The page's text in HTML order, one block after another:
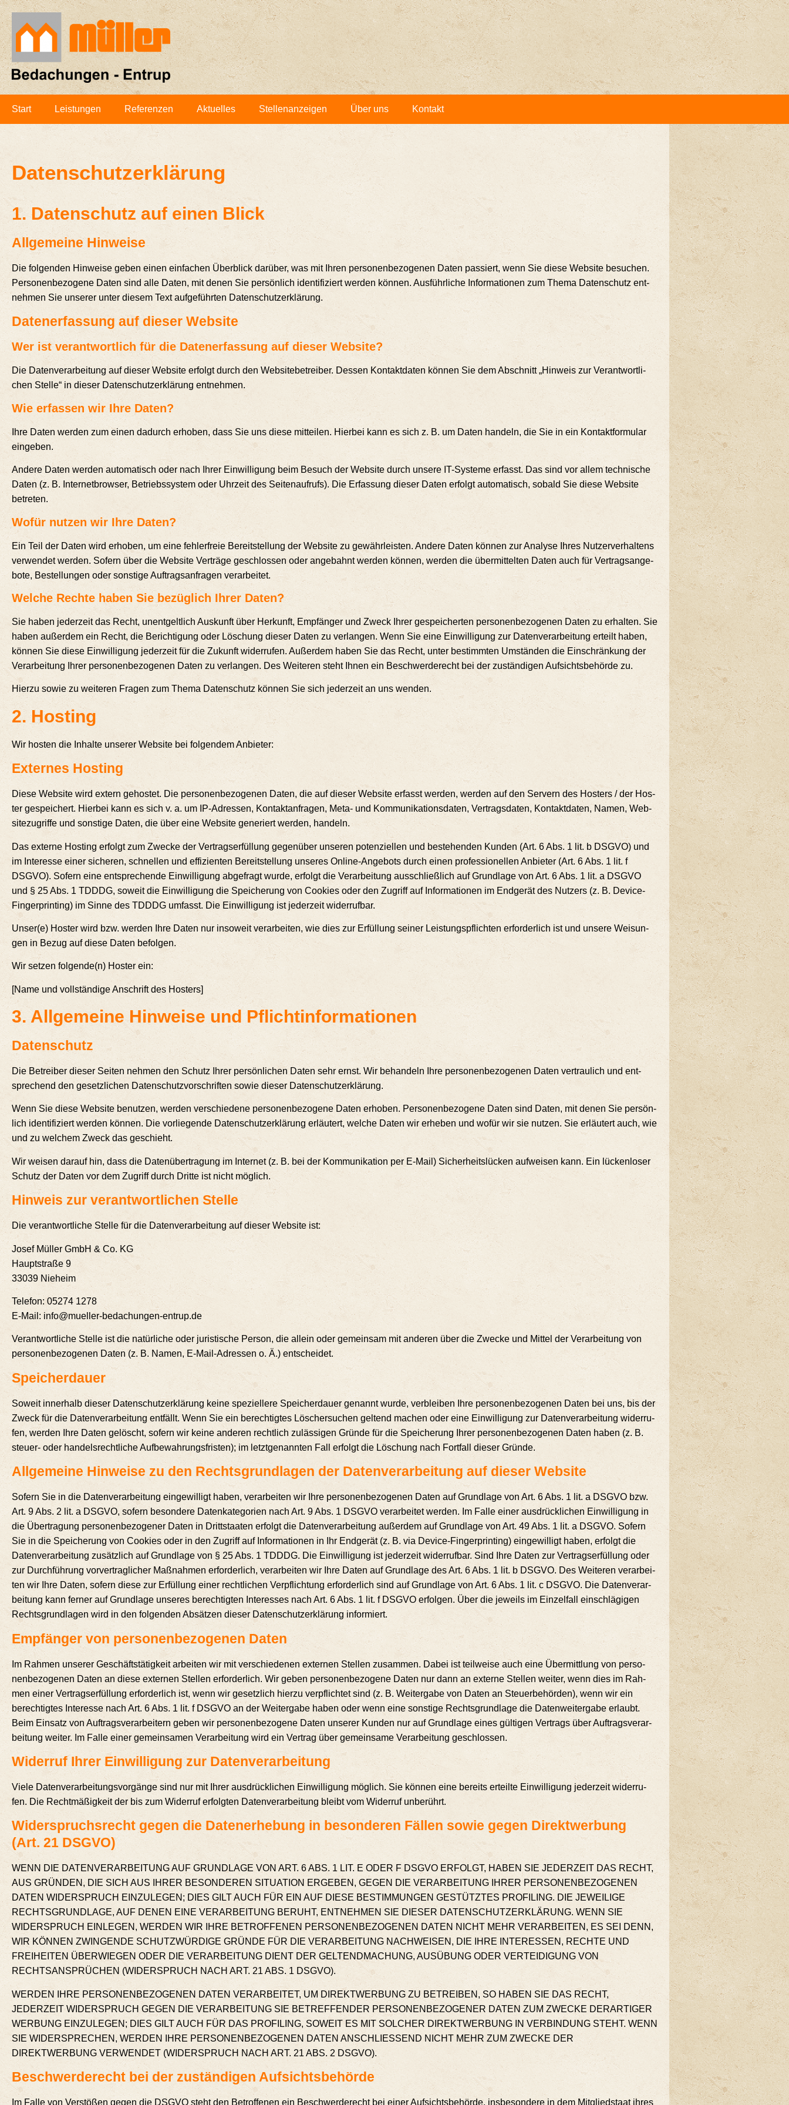
Start Leis­tun­gen Refe­ren­zen Aktu­el­les Stel­len­an­zei­gen Über uns Kon­takt
Daten­schutz­er­klä­rung
1. Daten­schutz auf einen Blick
All­ge­mei­ne Hinweise
Die fol­gen­den Hin­wei­se geben einen ein­fa­chen Über­blick dar­über, was mit Ihren per­so­nen­be­zo­ge­nen Daten pas­siert, wenn Sie die­se Web­site besu­chen.
Per­so­nen­be­zo­ge­ne Daten sind alle Daten, mit denen Sie per­sön­lich iden­ti­fi­ziert wer­den kön­nen. Aus­führ­li­che Infor­ma­tio­nen zum The­ma Daten­schutz ent­
neh­men Sie unse­rer unter die­sem Text auf­ge­führ­ten Datenschutzerklärung.
Daten­er­fas­sung auf die­ser Website
Wer ist ver­ant­wort­lich für die Daten­er­fas­sung auf die­ser Website?
Die Daten­ver­ar­bei­tung auf die­ser Web­site erfolgt durch den Web­site­be­trei­ber. Des­sen Kon­takt­da­ten kön­nen Sie dem Abschnitt „Hin­weis zur Ver­ant­wort­li­
chen Stel­le“ in die­ser Daten­schutz­er­klä­rung entnehmen.
Wie erfas­sen wir Ihre Daten?
Ihre Daten wer­den zum einen dadurch erho­ben, dass Sie uns die­se mit­tei­len. Hier­bei kann es sich z. B. um Daten han­deln, die Sie in ein Kon­takt­for­mu­lar
eingeben.
Ande­re Daten wer­den auto­ma­tisch oder nach Ihrer Ein­wil­li­gung beim Besuch der Web­site durch unse­re IT-Sys­te­me erfasst. Das sind vor allem tech­ni­sche
Daten (z. B. Inter­net­brow­ser, Betriebs­sys­tem oder Uhr­zeit des Sei­ten­auf­rufs). Die Erfas­sung die­ser Daten erfolgt auto­ma­tisch, sobald Sie die­se Web­site
betreten.
Wofür nut­zen wir Ihre Daten?
Ein Teil der Daten wird erho­ben, um eine feh­ler­freie Bereit­stel­lung der Web­site zu gewähr­leis­ten. Ande­re Daten kön­nen zur Ana­ly­se Ihres Nut­zer­ver­hal­tens
ver­wen­det wer­den. Sofern über die Web­site Ver­trä­ge geschlos­sen oder ange­bahnt wer­den kön­nen, wer­den die über­mit­tel­ten Daten auch für Ver­trags­an­ge­
bo­te, Bestel­lun­gen oder sons­ti­ge Auf­trags­an­fra­gen verarbeitet.
Wel­che Rech­te haben Sie bezüg­lich Ihrer Daten?
Sie haben jeder­zeit das Recht, unent­gelt­lich Aus­kunft über Her­kunft, Emp­fän­ger und Zweck Ihrer gespei­cher­ten per­so­nen­be­zo­ge­nen Daten zu erhal­ten. Sie
haben außer­dem ein Recht, die Berich­ti­gung oder Löschung die­ser Daten zu ver­lan­gen. Wenn Sie eine Ein­wil­li­gung zur Daten­ver­ar­bei­tung erteilt haben,
kön­nen Sie die­se Ein­wil­li­gung jeder­zeit für die Zukunft wider­ru­fen. Außer­dem haben Sie das Recht, unter bestimm­ten Umstän­den die Ein­schrän­kung der
Ver­ar­bei­tung Ihrer per­so­nen­be­zo­ge­nen Daten zu ver­lan­gen. Des Wei­te­ren steht Ihnen ein Beschwer­de­recht bei der zustän­di­gen Auf­sichts­be­hör­de zu.
Hier­zu sowie zu wei­te­ren Fra­gen zum The­ma Daten­schutz kön­nen Sie sich jeder­zeit an uns wenden.
2. Hos­ting
Wir hos­ten die Inhal­te unse­rer Web­site bei fol­gen­dem Anbieter:
Exter­nes Hosting
Die­se Web­site wird extern gehos­tet. Die per­so­nen­be­zo­ge­nen Daten, die auf die­ser Web­site erfasst wer­den, wer­den auf den Ser­vern des Hos­ters / der Hos­
ter gespei­chert. Hier­bei kann es sich v. a. um IP-Adres­sen, Kon­takt­an­fra­gen, Meta- und Kom­mu­ni­ka­ti­ons­da­ten, Ver­trags­da­ten, Kon­takt­da­ten, Namen, Web­
site­zu­grif­fe und sons­ti­ge Daten, die über eine Web­site gene­riert wer­den, handeln.
Das exter­ne Hos­ting erfolgt zum Zwe­cke der Ver­trags­er­fül­lung gegen­über unse­ren poten­zi­el­len und bestehen­den Kun­den (Art. 6 Abs. 1 lit. b DSGVO) und
im Inter­es­se einer siche­ren, schnel­len und effi­zi­en­ten Bereit­stel­lung unse­res Online-Ange­bots durch einen pro­fes­sio­nel­len Anbie­ter (Art. 6 Abs. 1 lit. f
DSGVO). Sofern eine ent­spre­chen­de Ein­wil­li­gung abge­fragt wur­de, erfolgt die Ver­ar­bei­tung aus­schließ­lich auf Grund­la­ge von Art. 6 Abs. 1 lit. a DSGVO
und § 25 Abs. 1 TDDDG, soweit die Ein­wil­li­gung die Spei­che­rung von Coo­kies oder den Zugriff auf Infor­ma­tio­nen im End­ge­rät des Nut­zers (z. B. Device-
Fin­ger­prin­ting) im Sin­ne des TDDDG umfasst. Die Ein­wil­li­gung ist jeder­zeit widerrufbar.
Unser(e) Hos­ter wird bzw. wer­den Ihre Daten nur inso­weit ver­ar­bei­ten, wie dies zur Erfül­lung sei­ner Leis­tungs­pflich­ten erfor­der­lich ist und unse­re Wei­sun­
gen in Bezug auf die­se Daten befolgen.
Wir set­zen folgende(n) Hos­ter ein:
[Name und voll­stän­di­ge Anschrift des Hosters]
3. All­ge­mei­ne Hin­wei­se und Pflichtinformationen
Daten­schutz
Die Betrei­ber die­ser Sei­ten neh­men den Schutz Ihrer per­sön­li­chen Daten sehr ernst. Wir behan­deln Ihre per­so­nen­be­zo­ge­nen Daten ver­trau­lich und ent­
spre­chend den gesetz­li­chen Daten­schutz­vor­schrif­ten sowie die­ser Datenschutzerklärung.
Wenn Sie die­se Web­site benut­zen, wer­den ver­schie­de­ne per­so­nen­be­zo­ge­ne Daten erho­ben. Per­so­nen­be­zo­ge­ne Daten sind Daten, mit denen Sie per­sön­
lich iden­ti­fi­ziert wer­den kön­nen. Die vor­lie­gen­de Daten­schutz­er­klä­rung erläu­tert, wel­che Daten wir erhe­ben und wofür wir sie nut­zen. Sie erläu­tert auch, wie
und zu wel­chem Zweck das geschieht.
Wir wei­sen dar­auf hin, dass die Daten­über­tra­gung im Inter­net (z. B. bei der Kom­mu­ni­ka­ti­on per E‑Mail) Sicher­heits­lü­cken auf­wei­sen kann. Ein lücken­lo­ser
Schutz der Daten vor dem Zugriff durch Drit­te ist nicht möglich.
Hin­weis zur ver­ant­wort­li­chen Stelle
Die ver­ant­wort­li­che Stel­le für die Daten­ver­ar­bei­tung auf die­ser Web­site ist:
Josef Mül­ler GmbH & Co. KG
Haupt­stra­ße 9
33039 Nieheim
Tele­fon: 05274 1278
E‑Mail: info@mueller-bedachungen-entrup.de
Ver­ant­wort­li­che Stel­le ist die natür­li­che oder juris­ti­sche Per­son, die allein oder gemein­sam mit ande­ren über die Zwe­cke und Mit­tel der Ver­ar­bei­tung von
per­so­nen­be­zo­ge­nen Daten (z. B. Namen, E‑Mail-Adres­sen o. Ä.) entscheidet.
Spei­cher­dau­er
Soweit inner­halb die­ser Daten­schutz­er­klä­rung kei­ne spe­zi­el­le­re Spei­cher­dau­er genannt wur­de, ver­blei­ben Ihre per­so­nen­be­zo­ge­nen Daten bei uns, bis der
Zweck für die Daten­ver­ar­bei­tung ent­fällt. Wenn Sie ein berech­tig­tes Löscher­su­chen gel­tend machen oder eine Ein­wil­li­gung zur Daten­ver­ar­bei­tung wider­ru­
fen, wer­den Ihre Daten gelöscht, sofern wir kei­ne ande­ren recht­lich zuläs­si­gen Grün­de für die Spei­che­rung Ihrer per­so­nen­be­zo­ge­nen Daten haben (z. B.
steu­er- oder han­dels­recht­li­che Auf­be­wah­rungs­fris­ten); im letzt­ge­nann­ten Fall erfolgt die Löschung nach Fort­fall die­ser Gründe.
All­ge­mei­ne Hin­wei­se zu den Rechts­grund­la­gen der Daten­ver­ar­bei­tung auf die­ser Website
Sofern Sie in die Daten­ver­ar­bei­tung ein­ge­wil­ligt haben, ver­ar­bei­ten wir Ihre per­so­nen­be­zo­ge­nen Daten auf Grund­la­ge von Art. 6 Abs. 1 lit. a DSGVO bzw.
Art. 9 Abs. 2 lit. a DSGVO, sofern beson­de­re Daten­ka­te­go­rien nach Art. 9 Abs. 1 DSGVO ver­ar­bei­tet wer­den. Im Fal­le einer aus­drück­li­chen Ein­wil­li­gung in
die Über­tra­gung per­so­nen­be­zo­ge­ner Daten in Dritt­staa­ten erfolgt die Daten­ver­ar­bei­tung außer­dem auf Grund­la­ge von Art. 49 Abs. 1 lit. a DSGVO. Sofern
Sie in die Spei­che­rung von Coo­kies oder in den Zugriff auf Infor­ma­tio­nen in Ihr End­ge­rät (z. B. via Device-Fin­ger­prin­ting) ein­ge­wil­ligt haben, erfolgt die
Daten­ver­ar­bei­tung zusätz­lich auf Grund­la­ge von § 25 Abs. 1 TDDDG. Die Ein­wil­li­gung ist jeder­zeit wider­ruf­bar. Sind Ihre Daten zur Ver­trags­er­fül­lung oder
zur Durch­füh­rung vor­ver­trag­li­cher Maß­nah­men erfor­der­lich, ver­ar­bei­ten wir Ihre Daten auf Grund­la­ge des Art. 6 Abs. 1 lit. b DSGVO. Des Wei­te­ren ver­ar­bei­
ten wir Ihre Daten, sofern die­se zur Erfül­lung einer recht­li­chen Ver­pflich­tung erfor­der­lich sind auf Grund­la­ge von Art. 6 Abs. 1 lit. c DSGVO. Die Daten­ver­ar­
bei­tung kann fer­ner auf Grund­la­ge unse­res berech­tig­ten Inter­es­ses nach Art. 6 Abs. 1 lit. f DSGVO erfol­gen. Über die jeweils im Ein­zel­fall ein­schlä­gi­gen
Rechts­grund­la­gen wird in den fol­gen­den Absät­zen die­ser Daten­schutz­er­klä­rung informiert.
Emp­fän­ger von per­so­nen­be­zo­ge­nen Daten
Im Rah­men unse­rer Geschäfts­tä­tig­keit arbei­ten wir mit ver­schie­de­nen exter­nen Stel­len zusam­men. Dabei ist teil­wei­se auch eine Über­mitt­lung von per­so­
nen­be­zo­ge­nen Daten an die­se exter­nen Stel­len erfor­der­lich. Wir geben per­so­nen­be­zo­ge­ne Daten nur dann an exter­ne Stel­len wei­ter, wenn dies im Rah­
men einer Ver­trags­er­fül­lung erfor­der­lich ist, wenn wir gesetz­lich hier­zu ver­pflich­tet sind (z. B. Wei­ter­ga­be von Daten an Steu­er­be­hör­den), wenn wir ein
berech­tig­tes Inter­es­se nach Art. 6 Abs. 1 lit. f DSGVO an der Wei­ter­ga­be haben oder wenn eine sons­ti­ge Rechts­grund­la­ge die Daten­wei­ter­ga­be erlaubt.
Beim Ein­satz von Auf­trags­ver­ar­bei­tern geben wir per­so­nen­be­zo­ge­ne Daten unse­rer Kun­den nur auf Grund­la­ge eines gül­ti­gen Ver­trags über Auf­trags­ver­ar­
bei­tung wei­ter. Im Fal­le einer gemein­sa­men Ver­ar­bei­tung wird ein Ver­trag über gemein­sa­me Ver­ar­bei­tung geschlossen.
Wider­ruf Ihrer Ein­wil­li­gung zur Datenverarbeitung
Vie­le Daten­ver­ar­bei­tungs­vor­gän­ge sind nur mit Ihrer aus­drück­li­chen Ein­wil­li­gung mög­lich. Sie kön­nen eine bereits erteil­te Ein­wil­li­gung jeder­zeit wider­ru­
fen. Die Recht­mä­ßig­keit der bis zum Wider­ruf erfolg­ten Daten­ver­ar­bei­tung bleibt vom Wider­ruf unberührt.
Wider­spruchs­recht gegen die Daten­er­he­bung in beson­de­ren Fäl­len sowie gegen Direkt­wer­bung
(Art. 21 DSGVO)
WENN DIE DATENVERARBEITUNG AUF GRUNDLAGE VON ART. 6 ABS. 1 LIT. E ODER F DSGVO ERFOLGT, HABEN SIE JEDERZEIT DAS RECHT,
AUS GRÜNDEN, DIE SICH AUS IHRER BESONDEREN SITUATION ERGEBEN, GEGEN DIE VERARBEITUNG IHRER PERSONENBEZOGENEN
DATEN WIDERSPRUCH EINZULEGEN; DIES GILT AUCH FÜR EIN AUF DIESE BESTIMMUNGEN GESTÜTZTES PROFILING. DIE JEWEILIGE
RECHTSGRUNDLAGE, AUF DENEN EINE VERARBEITUNG BERUHT, ENTNEHMEN SIE DIESER DATENSCHUTZERKLÄRUNG. WENN SIE
WIDERSPRUCH EINLEGEN, WERDEN WIR IHRE BETROFFENEN PERSONENBEZOGENEN DATEN NICHT MEHR VERARBEITEN, ES SEI DENN,
WIR KÖNNEN ZWINGENDE SCHUTZWÜRDIGE GRÜNDE FÜR DIE VERARBEITUNG NACHWEISEN, DIE IHRE INTERESSEN, RECHTE UND
FREIHEITEN ÜBERWIEGEN ODER DIE VERARBEITUNG DIENT DER GELTENDMACHUNG, AUSÜBUNG ODER VERTEIDIGUNG VON
RECHTSANSPRÜCHEN (WIDERSPRUCH NACH ART. 21 ABS. 1 DSGVO).
WERDEN IHRE PERSONENBEZOGENEN DATEN VERARBEITET, UM DIREKTWERBUNG ZU BETREIBEN, SO HABEN SIE DAS RECHT,
JEDERZEIT WIDERSPRUCH GEGEN DIE VERARBEITUNG SIE BETREFFENDER PERSONENBEZOGENER DATEN ZUM ZWECKE DERARTIGER
WERBUNG EINZULEGEN; DIES GILT AUCH FÜR DAS PROFILING, SOWEIT ES MIT SOLCHER DIREKTWERBUNG IN VERBINDUNG STEHT. WENN
SIE WIDERSPRECHEN, WERDEN IHRE PERSONENBEZOGENEN DATEN ANSCHLIESSEND NICHT MEHR ZUM ZWECKE DER
DIREKTWERBUNG VERWENDET (WIDERSPRUCH NACH ART. 21 ABS. 2 DSGVO).
Beschwerde­recht bei der zustän­di­gen Aufsichtsbehörde
Im Fal­le von Ver­stö­ßen gegen die DSGVO steht den Betrof­fe­nen ein Beschwer­de­recht bei einer Auf­sichts­be­hör­de, ins­be­son­de­re in dem Mit­glied­staat ihres